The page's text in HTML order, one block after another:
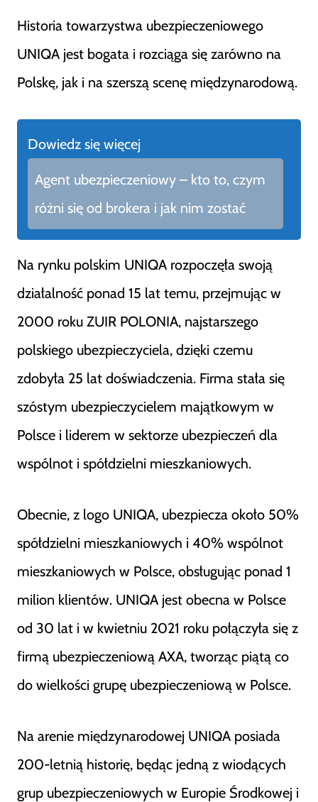
Historia towarzystwa ubezpieczeniowego
UNIQA jest bogata i rozciąga się zarówno na
Polskę, jak i na szerszą scenę międzynarodową.
Dowiedz się więcej
Agent ubezpieczeniowy – kto to, czym
różni się od brokera i jak nim zostać
Na rynku polskim UNIQA rozpoczęła swoją
działalność ponad 15 lat temu, przejmując w
2000 roku ZUIR POLONIA, najstarszego
polskiego ubezpieczyciela, dzięki czemu
zdobyła 25 lat doświadczenia. Firma stała się
szóstym ubezpieczycielem majątkowym w
Polsce i liderem w sektorze ubezpieczeń dla
wspólnot i spółdzielni mieszkaniowych.
Obecnie, z logo UNIQA, ubezpiecza około 50%
spółdzielni mieszkaniowych i 40% wspólnot
mieszkaniowych w Polsce, obsługując ponad 1
milion klientów​​. UNIQA jest obecna w Polsce
od 30 lat i w kwietniu 2021 roku połączyła się z
firmą ubezpieczeniową AXA, tworząc piątą co
do wielkości grupę ubezpieczeniową w Polsce​​.
Na arenie międzynarodowej UNIQA posiada
200-letnią historię, będąc jedną z wiodących
grup ubezpieczeniowych w Europie Środkowej i